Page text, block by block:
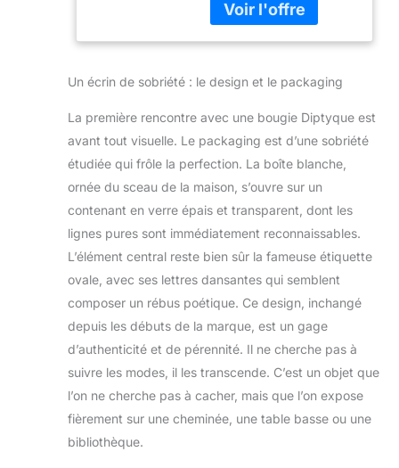
Un écrin de sobriété : le design et le packaging
La première rencontre avec une bougie Diptyque est
avant tout visuelle. Le packaging est d’une sobriété
étudiée qui frôle la perfection. La boîte blanche,
ornée du sceau de la maison, s’ouvre sur un
contenant en verre épais et transparent, dont les
lignes pures sont immédiatement reconnaissables.
L’élément central reste bien sûr la fameuse étiquette
ovale, avec ses lettres dansantes qui semblent
composer un rébus poétique. Ce design, inchangé
depuis les débuts de la marque, est un gage
d’authenticité et de pérennité. Il ne cherche pas à
suivre les modes, il les transcende. C’est un objet que
l’on ne cherche pas à cacher, mais que l’on expose
fièrement sur une cheminée, une table basse ou une
bibliothèque.